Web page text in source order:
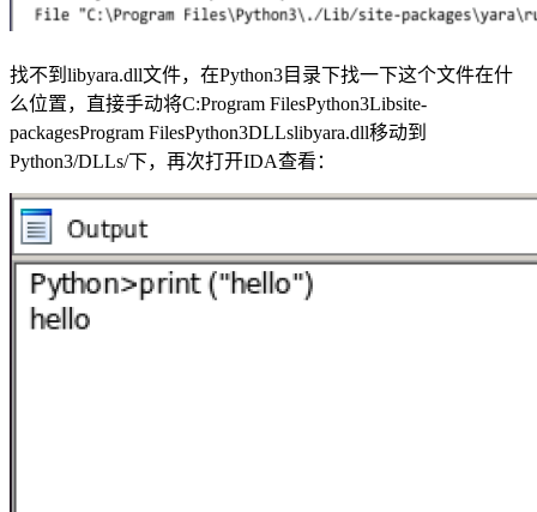
找不到libyara.dll文件，在Python3目录下找一下这个文件在什
么位置，直接手动将C:Program FilesPython3Libsite-
packagesProgram FilesPython3DLLslibyara.dll移动到
Python3/DLLs/下，再次打开IDA查看：